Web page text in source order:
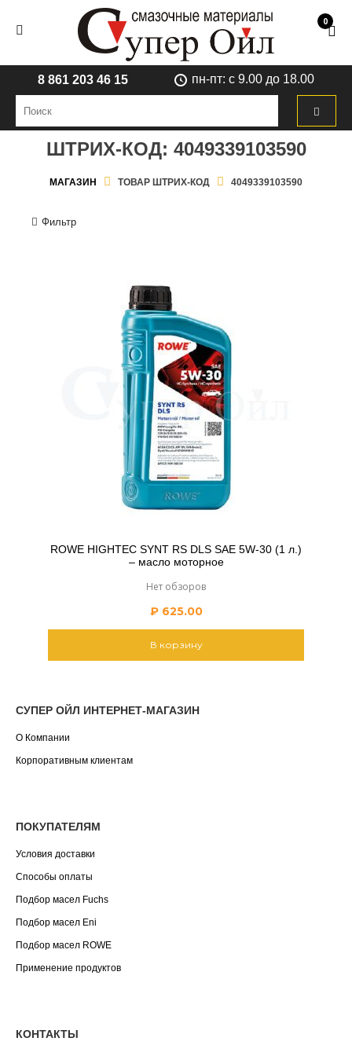
0
8 861 203 46 15 пн-пт: с 9.00 до 18.00
ШТРИХ-КОД: 4049339103590
МАГАЗИН ТОВАР ШТРИХ-КОД 4049339103590
Фильтр
ROWE HIGHTEC SYNT RS DLS SAE 5W-30 (1 л.)
– масло моторное
Нет обзоров
₽625.00
В корзину
СУПЕР ОЙЛ ИНТЕРНЕТ-МАГАЗИН
О Компании
Корпоративным клиентам
ПОКУПАТЕЛЯМ
Условия доставки
Способы оплаты
Подбор масел Fuchs
Подбор масел Eni
Подбор масел ROWE
Применение продуктов
КОНТАКТЫ